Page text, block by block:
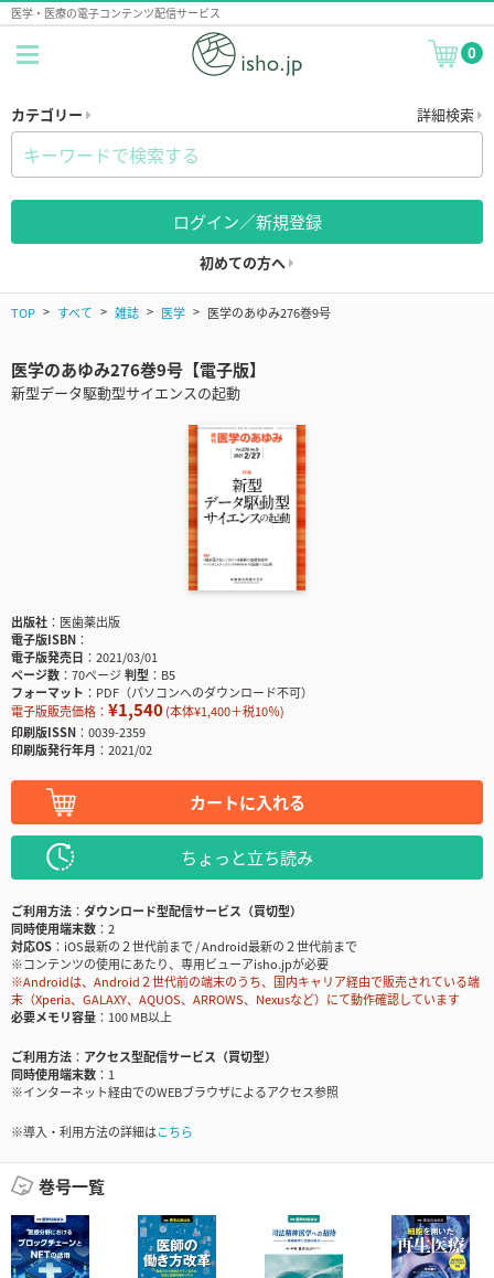
医学・医療の電子コンテンツ配信サービス
0
カテゴリー 詳細検索
ログイン／新規登録
初めての方へ
TOP すべて 雑誌 医学 医学のあゆみ276巻9号
医学のあゆみ276巻9号【電子版】
新型データ駆動型サイエンスの起動
出版社
医歯薬出版
電子版ISBN
電子版発売日
2021/03/01
ページ数
70ページ判型
B5
フォーマット
PDF（パソコンへのダウンロード不可）
電子版販売価格： ¥1,540(本体¥1,400＋税10％)
印刷版ISSN
0039-2359
印刷版発行年月
2021/02
カートに入れる
ちょっと立ち読み
ご利用方法
ダウンロード型配信サービス（買切型）
同時使用端末数
2
対応OS
iOS最新の２世代前まで / Android最新の２世代前まで
※コンテンツの使用にあたり、専用ビューアisho.jpが必要
※Androidは、Android２世代前の端末のうち、国内キャリア経由で販売されている端
末（Xperia、GALAXY、AQUOS、ARROWS、Nexusなど）にて動作確認しています
必要メモリ容量
100 MB以上
ご利用方法
アクセス型配信サービス（買切型）
同時使用端末数
1
※インターネット経由でのWEBブラウザによるアクセス参照
※導入・利用方法の詳細はこちら
巻号一覧